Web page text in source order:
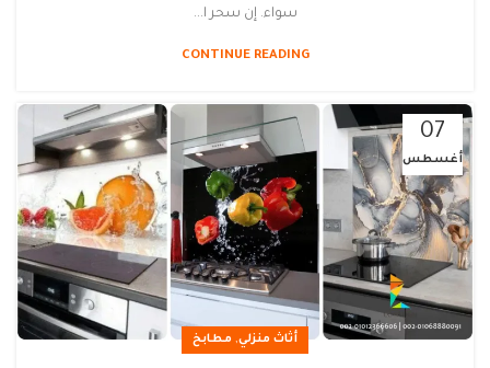
سواء. إن سحر ا...
CONTINUE READING
07
أغسطس
أثاث منزلي, مطابخ